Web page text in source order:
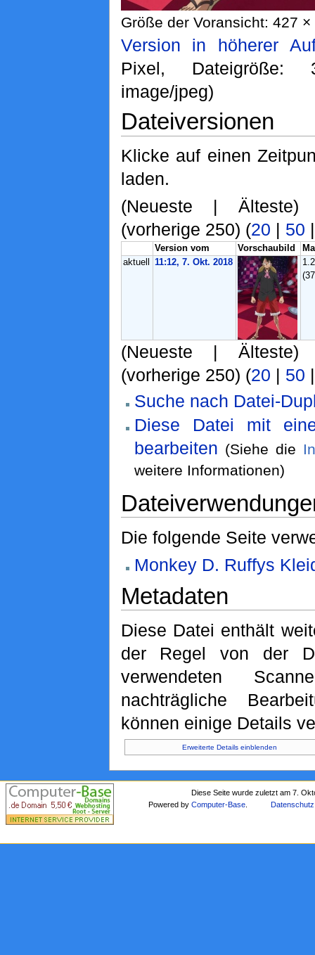
Größe der Voransicht: 427
Version in höherer
Pixel, Dateigröße:
image/jpeg)
Dateiversionen
Klicke auf einen
laden.
(Neueste | Älteste)
(vorherige 250) (20 | 50
Version vom Vorschaubild
aktuell
11:12, 7. Okt. 2018
(Neueste | Älteste)
(vorherige 250) (20 | 50
Suche nach Datei-
Diese Datei mit
bearbeiten (Siehe die
weitere Informationen)
Die folgende Seite
Monkey D. Ruffys
Metadaten
Diese Datei enthält
der Regel von der
verwendeten
nachträgliche
können einige Details
Erweiterte Details einblenden
Diese Seite wurde zuletzt am 7.
Powered byComputer-Base Datenschutz